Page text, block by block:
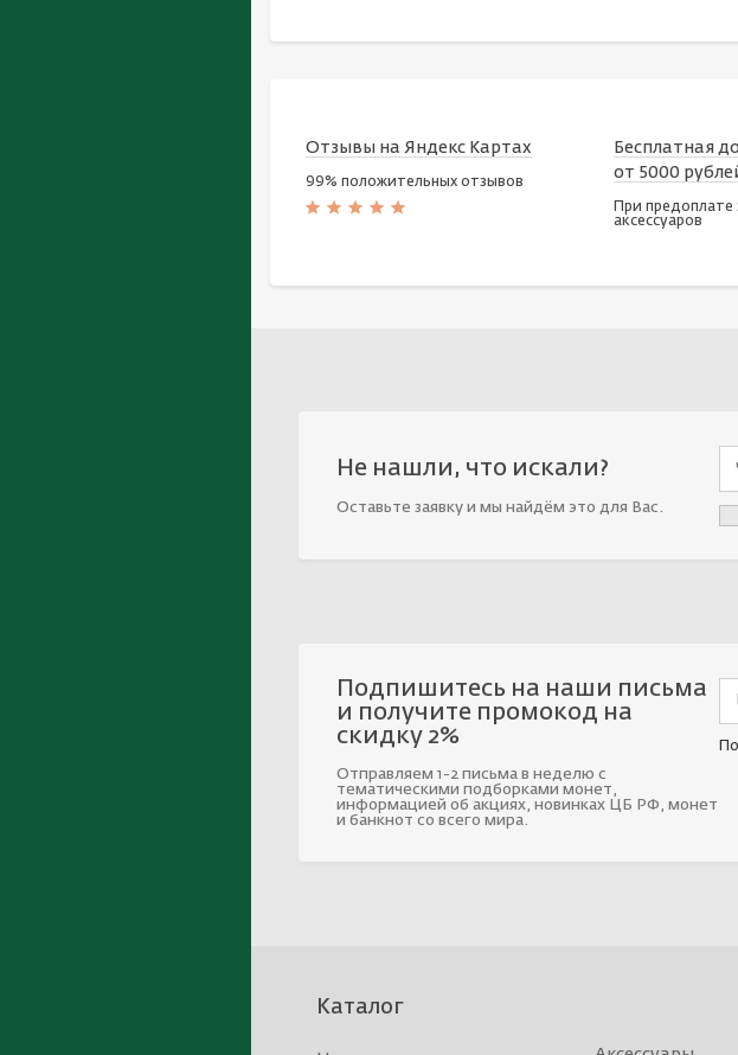
Отзывы на Яндекс Картах
99% положительных отзывов
Бесплатная
от 5000
При предоплате
аксессуаров
Не нашли, что искали?
Оставьте заявку и мы найдём это для Вас.
Подпишитесь на наши письма
и получите промокод на
скидку 2%
Отправляем 1-2 письма в неделю с
тематическими подборками монет,
информацией об акциях, новинках ЦБ РФ, монет
и банкнот со всего мира.
Каталог